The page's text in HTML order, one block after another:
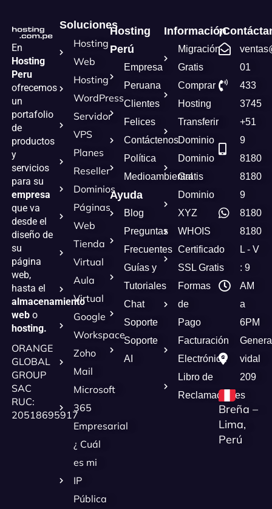
En
Hosting
Peru
ofrecemos
un
portafolio
de
productos
y
servicios
para su
empresa
que va
desde el
diseño de
su
página
web,
hasta el
almacenamiento
webo
hosting.
ORANGE
GLOBAL
GROUP
SAC
RUC:
20518695917
Soluciones
Hosting
Web
Hosting
WordPress
Servidor
VPS
Planes
Reseller
Dominios
Páginas
Web
Tienda
Virtual
Aula
Virtual
Google
Workspace
Zoho
Mail
Microsoft
365
Empresarial
¿ Cuál
es mi
IP
Pública
Hosting
Perú
Empresa
Peruana
Clientes
Felices
Contáctenos
Política
Medioambiental
Ayuda
Blog
Preguntas
Frecuentes
Guías y
Tutoriales
Chat
Soporte
Soporte
AI
Información
Migración
Gratis
Comprar
Hosting
Transferir
Dominio
Dominio
Gratis
Dominio
XYZ
WHOIS
Certificado
SSL Gratis
Formas
de
Pago
Facturación
Electrónica
Libro de
Reclamaciones
01
433
3745
+51
9
8180
8180
9
8180
8180
L - V
: 9
AM
a
6PM
vidal
209
Breña –
Lima,
Perú